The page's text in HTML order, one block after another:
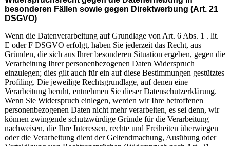
besonderen Fällen sowie gegen Direktwerbung (Art. 21
DSGVO)
Wenn die Datenverarbeitung auf Grundlage von Art. 6 Abs. 1 . lit.
E oder F DSGVO erfolgt, haben Sie jederzeit das Recht, aus
Gründen, die sich aus Ihrer besonderen Situation ergeben, gegen die
Verarbeitung Ihrer personenbezogenen Daten Widerspruch
einzulegen; dies gilt auch für ein auf diese Bestimmungen gestütztes
Profiling. Die jeweilige Rechtsgrundlage, auf denen eine
Verarbeitung beruht, entnehmen Sie dieser Datenschutzerklärung.
Wenn Sie Widerspruch einlegen, werden wir Ihre betroffenen
personenbezogenen Daten nicht mehr verarbeiten, es sei denn, wir
können zwingende schutzwürdige Gründe für die Verarbeitung
nachweisen, die Ihre Interessen, rechte und Freiheiten überwiegen
oder die Verarbeitung dient der Geltendmachung, Ausübung oder